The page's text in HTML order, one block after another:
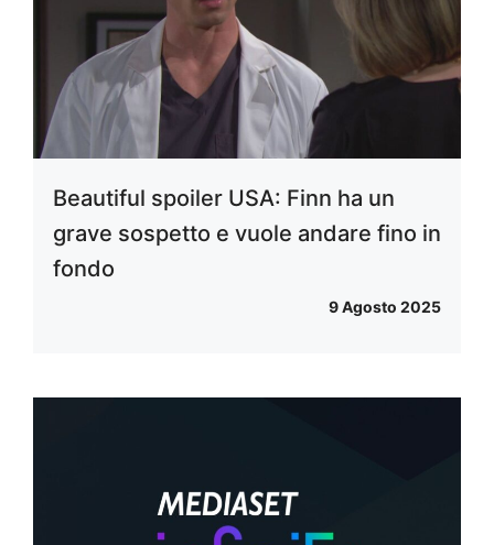
Beautiful spoiler USA: Finn ha un
grave sospetto e vuole andare fino in
fondo
9 Agosto 2025